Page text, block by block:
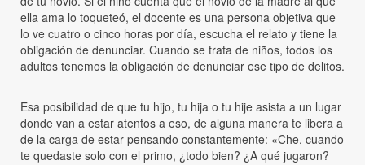
ella ama lo toqueteó, el docente es una persona objetiva que
lo ve cuatro o cinco horas por día, escucha el relato y tiene la
obligación de denunciar. Cuando se trata de niños, todos los
adultos tenemos la obligación de denunciar ese tipo de delitos.
Esa posibilidad de que tu hijo, tu hija o tu hije asista a un lugar
donde van a estar atentos a eso, de alguna manera te libera a
de la carga de estar pensando constantemente: «Che, cuando
te quedaste solo con el primo, ¿todo bien? ¿A qué jugaron?